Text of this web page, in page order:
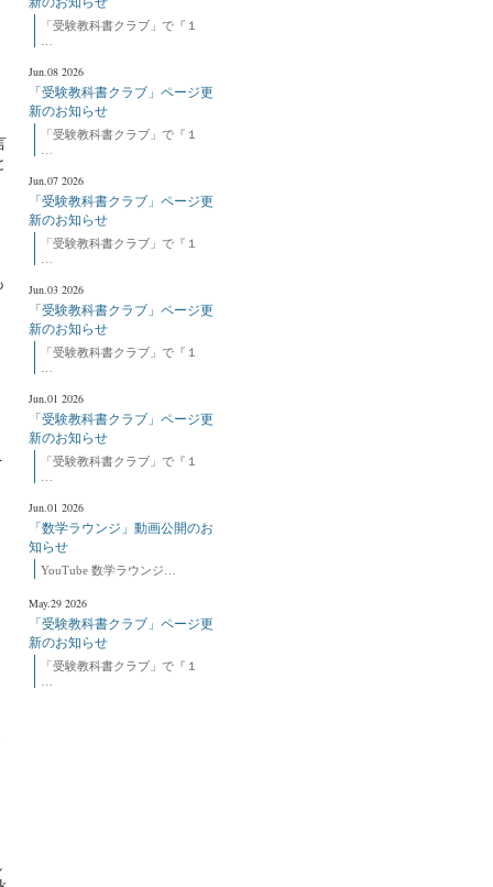
「受験教科書クラブ」で『１
Jun.08 2026
「受験教科書クラブ」ページ更
新のお知らせ
「受験教科書クラブ」で『１
Jun.07 2026
「受験教科書クラブ」ページ更
新のお知らせ
「受験教科書クラブ」で『１
Jun.03 2026
「受験教科書クラブ」ページ更
新のお知らせ
「受験教科書クラブ」で『１
Jun.01 2026
「受験教科書クラブ」ページ更
新のお知らせ
「受験教科書クラブ」で『１
Jun.01 2026
「数学ラウンジ」動画公開のお
知らせ
YouTube 数学ラウンジ…
May.29 2026
「受験教科書クラブ」ページ更
新のお知らせ
「受験教科書クラブ」で『１